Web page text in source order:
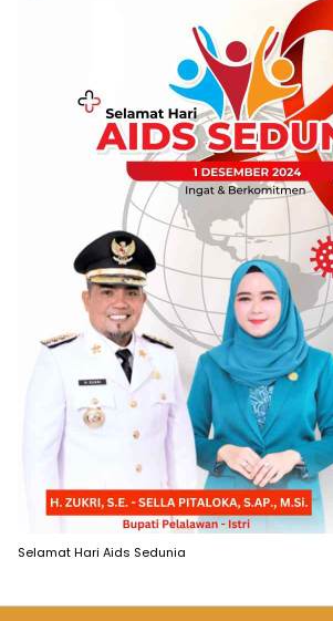
Selamat Hari Aids Sedunia